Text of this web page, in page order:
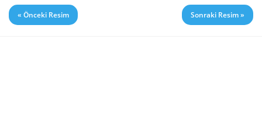
« Önceki Resim Sonraki Resim »